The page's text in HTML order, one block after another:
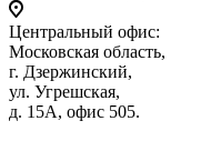
Центральный офис:
Московская область,
г. Дзержинский,
ул. Угрешская,
д. 15А, офис 505.